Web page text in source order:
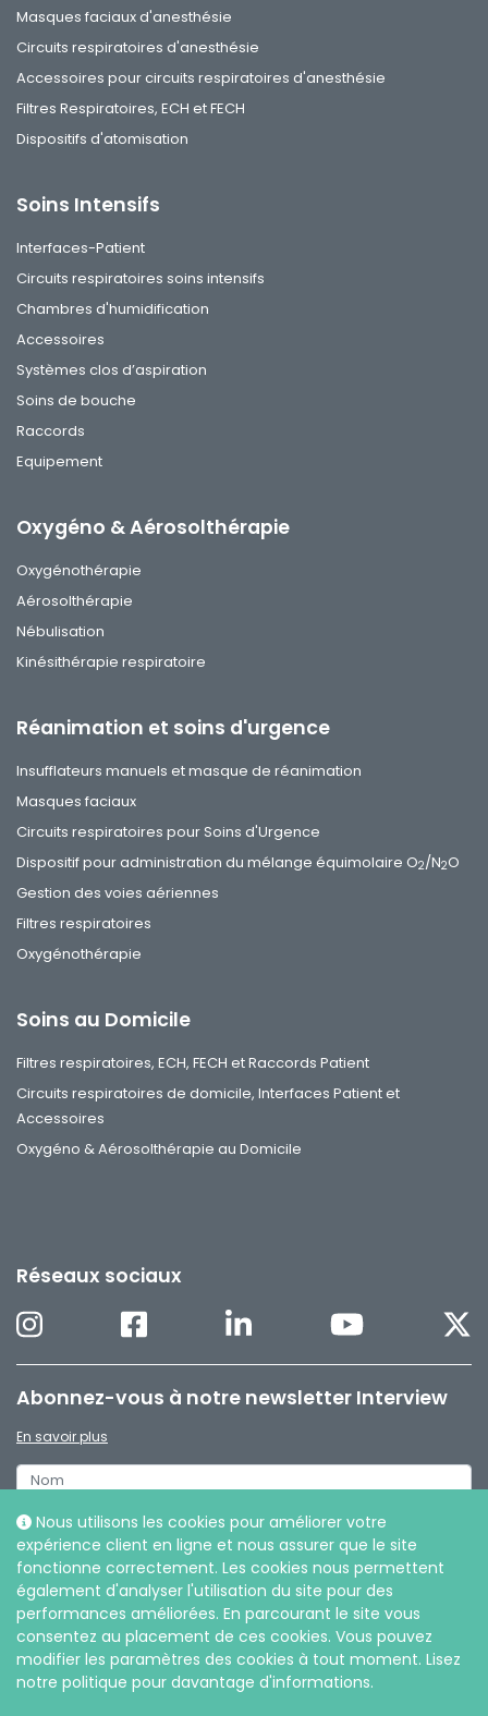
Nous utilisons les cookies pour améliorer votre
expérience client en ligne et nous assurer que le site
fonctionne correctement. Les cookies nous permettent
également d'analyser l'utilisation du site pour des
performances améliorées. En parcourant le site vous
consentez au placement de ces cookies. Vous pouvez
modifier les paramètres des cookies à tout moment. Lisez
notre politique pour davantage d'informations.
Masques faciaux d'anesthésie
Circuits respiratoires d'anesthésie
Accessoires pour circuits respiratoires d'anesthésie
Filtres Respiratoires, ECH et FECH
Dispositifs d'atomisation
Soins Intensifs
Interfaces-Patient
Circuits respiratoires soins intensifs
Chambres d'humidification
Accessoires
Systèmes clos d’aspiration
Soins de bouche
Raccords
Equipement
Oxygéno & Aérosolthérapie
Oxygénothérapie
Aérosolthérapie
Nébulisation
Kinésithérapie respiratoire
Réanimation et soins d'urgence
Insufflateurs manuels et masque de réanimation
Masques faciaux
Circuits respiratoires pour Soins d'Urgence
Dispositif pour administration du mélange équimolaire O2/N2O
Gestion des voies aériennes
Filtres respiratoires
Oxygénothérapie
Soins au Domicile
Filtres respiratoires, ECH, FECH et Raccords Patient
Circuits respiratoires de domicile, Interfaces Patient et
Accessoires
Oxygéno & Aérosolthérapie au Domicile
Réseaux sociaux
Abonnez-vous à notre newsletter Interview
En savoir plus